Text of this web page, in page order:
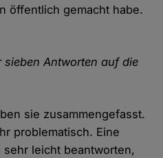
öffentlich gemacht habe.
Antworten auf die
sie zusammengefasst.
problematisch. Eine
sehr leicht beantworten,